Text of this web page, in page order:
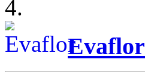
4.
Evaflor